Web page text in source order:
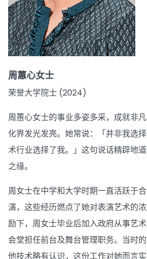
周蕙心女士
荣誉大学院士 (2024)
周蕙心女士的事业多姿多采，成就非
化界发光发亮。她常说：「并非我选
术行业选择了我。」这句说话精辟地
之缘。
周女士在中学和大学时期一直活跃于
演，这些经历燃点了她对表演艺术的
励下，周女士毕业后加入政府从事艺
会堂担任前台及舞台管理职务。当时
他技术略有认识，这份工作对她而言